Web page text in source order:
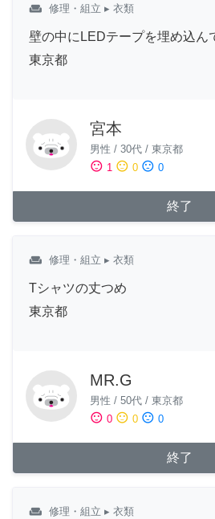
weekend 修理・組立 ▸ 衣類
壁の中にLEDテープを埋め込ん
東京都
宮本
男性 / 30代 / 東京都
sentiment_satisfied 1 sentiment_neutral 0 sentiment_dissatisfied 0
終了
weekend 修理・組立 ▸ 衣類
Tシャツの丈つめ
東京都
MR.G
男性 / 50代 / 東京都
sentiment_satisfied 0 sentiment_neutral 0 sentiment_dissatisfied 0
終了
weekend 修理・組立 ▸ 衣類